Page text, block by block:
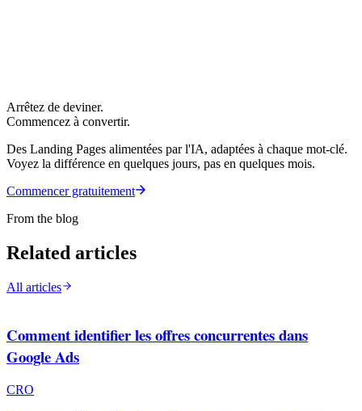
Arrêtez de deviner.
Commencez à convertir.
Des Landing Pages alimentées par l'IA, adaptées à chaque mot-clé.
Voyez la différence en quelques jours, pas en quelques mois.
Commencer gratuitement
From the blog
Related articles
All articles
Comment identifier les offres concurrentes dans
Google Ads
CRO